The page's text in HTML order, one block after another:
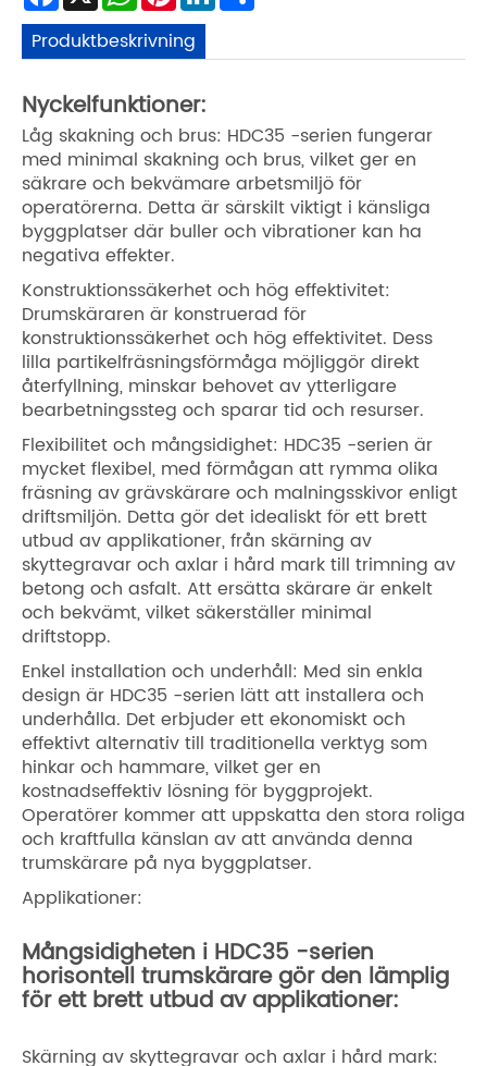
Produktbeskrivning
Nyckelfunktioner:
Låg skakning och brus: HDC35 -serien fungerar
med minimal skakning och brus, vilket ger en
säkrare och bekvämare arbetsmiljö för
operatörerna. Detta är särskilt viktigt i känsliga
byggplatser där buller och vibrationer kan ha
negativa effekter.
Konstruktionssäkerhet och hög effektivitet:
Drumskäraren är konstruerad för
konstruktionssäkerhet och hög effektivitet. Dess
lilla partikelfräsningsförmåga möjliggör direkt
återfyllning, minskar behovet av ytterligare
bearbetningssteg och sparar tid och resurser.
Flexibilitet och mångsidighet: HDC35 -serien är
mycket flexibel, med förmågan att rymma olika
fräsning av grävskärare och malningsskivor enligt
driftsmiljön. Detta gör det idealiskt för ett brett
utbud av applikationer, från skärning av
skyttegravar och axlar i hård mark till trimning av
betong och asfalt. Att ersätta skärare är enkelt
och bekvämt, vilket säkerställer minimal
driftstopp.
Enkel installation och underhåll: Med sin enkla
design är HDC35 -serien lätt att installera och
underhålla. Det erbjuder ett ekonomiskt och
effektivt alternativ till traditionella verktyg som
hinkar och hammare, vilket ger en
kostnadseffektiv lösning för byggprojekt.
Operatörer kommer att uppskatta den stora roliga
och kraftfulla känslan av att använda denna
trumskärare på nya byggplatser.
Applikationer:
Mångsidigheten i HDC35 -serien
horisontell trumskärare gör den lämplig
för ett brett utbud av applikationer:
Skärning av skyttegravar och axlar i hård mark: